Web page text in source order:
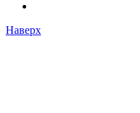
Наверх